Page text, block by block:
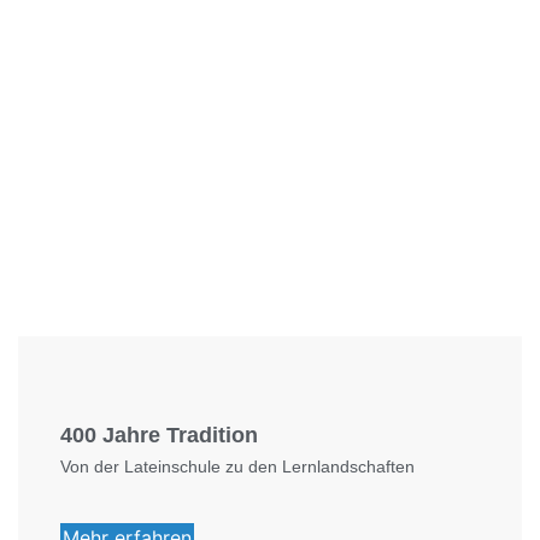
400 Jahre Tradition
Von der Lateinschule zu den Lernlandschaften